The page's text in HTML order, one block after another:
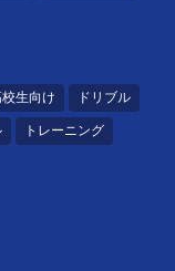
生向け ドリブル
トレーニング